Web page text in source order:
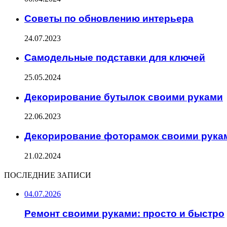
Советы по обновлению интерьера
24.07.2023
Самодельные подставки для ключей
25.05.2024
Декорирование бутылок своими руками
22.06.2023
Декорирование фоторамок своими
21.02.2024
ПОСЛЕДНИЕ ЗАПИСИ
04.07.2026
Ремонт своими руками: просто и быстро